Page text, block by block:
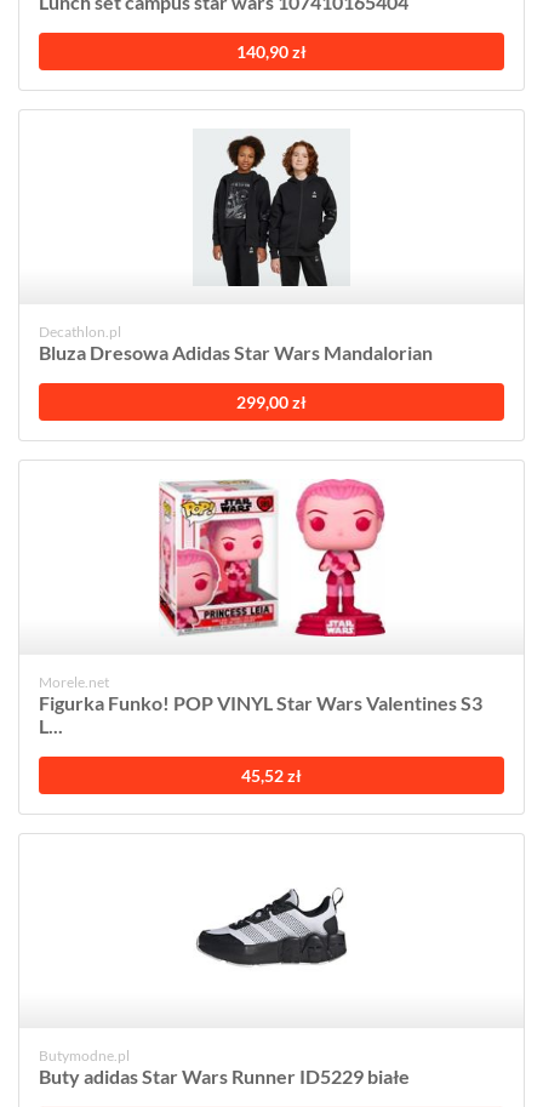
140,90 zł
Decathlon.pl
Bluza Dresowa Adidas Star Wars Mandalorian
299,00 zł
Morele.net
Figurka Funko! POP VINYL Star Wars Valentines S3
L...
45,52 zł
Butymodne.pl
Buty adidas Star Wars Runner ID5229 białe